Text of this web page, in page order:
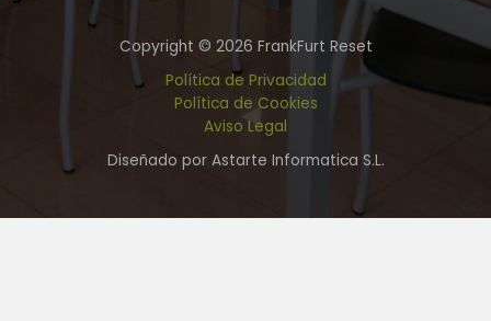
Copyright © 2026 FrankFurt Reset
Política de Privacidad
Política de Cookies
Aviso Legal
Diseñado por Astarte Informatica S.L.